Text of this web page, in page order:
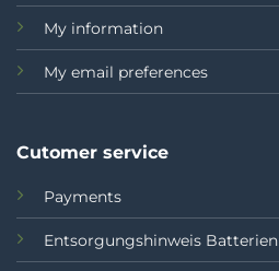
My information
My email preferences
Cutomer service
Payments
Entsorgungshinweis Batterien